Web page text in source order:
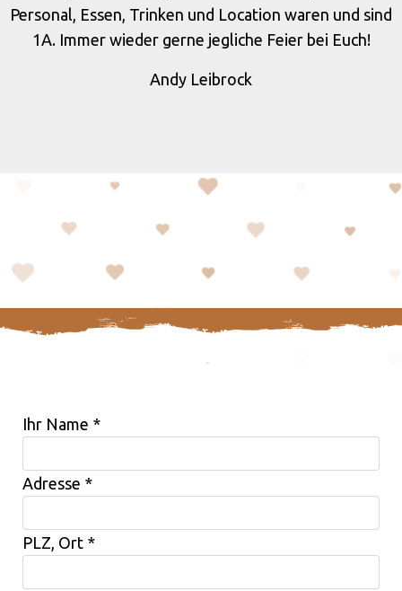
Personal, Essen, Trinken und Location waren und sind
1A. Immer wieder gerne jegliche Feier bei Euch!
Andy Leibrock
Ihr Name *
Adresse *
PLZ, Ort *